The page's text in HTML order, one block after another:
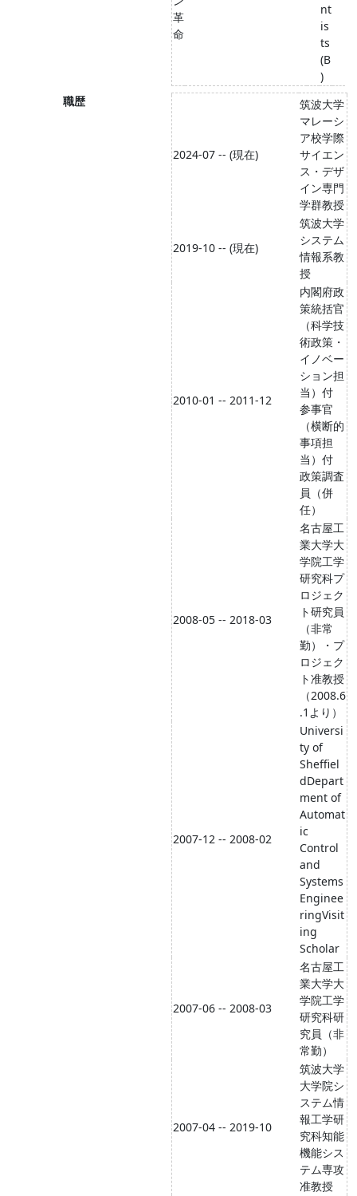
革
命
nt
is
ts
(B
)
職歴
2024-07 -- (現在)
筑波大学
マレーシ
ア校学際
サイエン
ス・デザ
イン専門
学群教授
2019-10 -- (現在)
筑波大学
システム
情報系教
授
2010-01 -- 2011-12
内閣府政
策統括官
（科学技
術政策・
イノベー
ション担
当）付
参事官
（横断的
事項担
当）付
政策調査
員（併
任）
2008-05 -- 2018-03
名古屋工
業大学大
学院工学
研究科プ
ロジェク
ト研究員
（非常
勤）・プ
ロジェク
ト准教授
（2008.6
.1より）
2007-12 -- 2008-02
Universi
ty of
Sheffiel
dDepart
ment of
Automat
ic
Control
and
Systems
Enginee
ringVisit
ing
Scholar
2007-06 -- 2008-03
名古屋工
業大学大
学院工学
研究科研
究員（非
常勤）
2007-04 -- 2019-10
筑波大学
大学院シ
ステム情
報工学研
究科知能
機能シス
テム専攻
准教授